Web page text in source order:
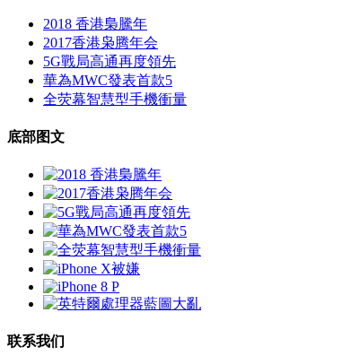
2018 香港梟騰年
2017香港枭腾年会
5G戰局高通再度領先
華為MWC發表首款5
全荧幕智慧型手機衝量
底部图文
联系我们